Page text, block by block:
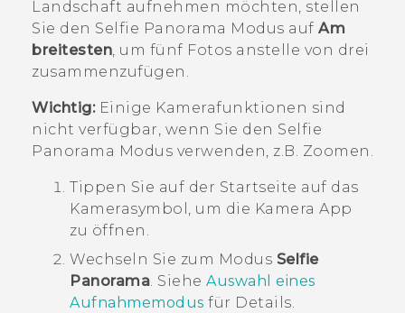
Landschaft aufnehmen möchten, stellen
Sie den Selfie Panorama Modus auf Am
breitesten, um fünf Fotos anstelle von drei
zusammenzufügen.
Wichtig:Einige Kamerafunktionen sind
nicht verfügbar, wenn Sie den Selfie
Panorama Modus verwenden, z.B. Zoomen.
Tippen Sie auf der Startseite auf das
Kamerasymbol, um die Kamera App
zu öffnen.
Wechseln Sie zum Modus Selfie
Panorama. Siehe Auswahl eines
Aufnahmemodus für Details.